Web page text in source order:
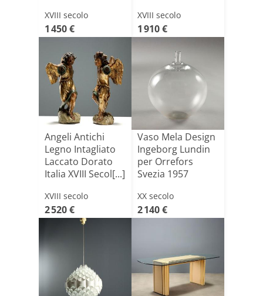
XVIII secolo
1 450 €
XVIII secolo
1 910 €
Angeli Antichi
Legno Intagliato
Laccato Dorato
Italia XVIII Secol[...]
XVIII secolo
2 520 €
Vaso Mela Design
Ingeborg Lundin
per Orrefors
Svezia 1957
XX secolo
2 140 €